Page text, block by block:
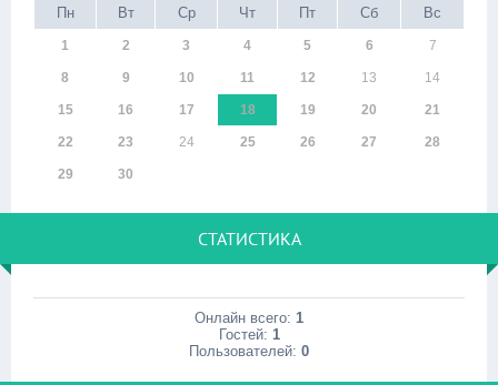
Пн
Вт Ср Чт Пт Сб Вс
1 2 3 4 5 6 7
8 9 10 11 12 13 14
15 16 17 18 19 20 21
22 23 24 25 26 27 28
29 30
СТАТИСТИКА
Онлайн всего: 1
Гостей: 1
Пользователей: 0